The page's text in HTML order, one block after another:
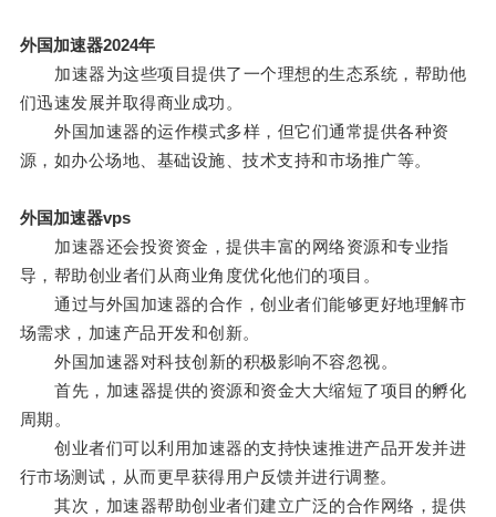
外国加速器2024年
加速器为这些项目提供了一个理想的生态系统，帮助他
们迅速发展并取得商业成功。
外国加速器的运作模式多样，但它们通常提供各种资
源，如办公场地、基础设施、技术支持和市场推广等。
外国加速器vps
加速器还会投资资金，提供丰富的网络资源和专业指
导，帮助创业者们从商业角度优化他们的项目。
通过与外国加速器的合作，创业者们能够更好地理解市
场需求，加速产品开发和创新。
外国加速器对科技创新的积极影响不容忽视。
首先，加速器提供的资源和资金大大缩短了项目的孵化
周期。
创业者们可以利用加速器的支持快速推进产品开发并进
行市场测试，从而更早获得用户反馈并进行调整。
其次，加速器帮助创业者们建立广泛的合作网络，提供